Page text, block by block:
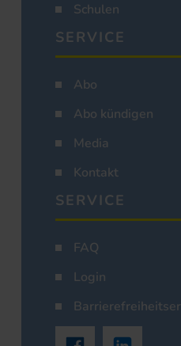
Schulen
SERVICE
Abo
Abo kündigen
Media
Kontakt
SERVICE
FAQ
Login